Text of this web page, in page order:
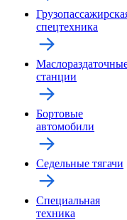
спецтехника
станции
Бортовые
автомобили
Седельные тягачи
Специальная
техника